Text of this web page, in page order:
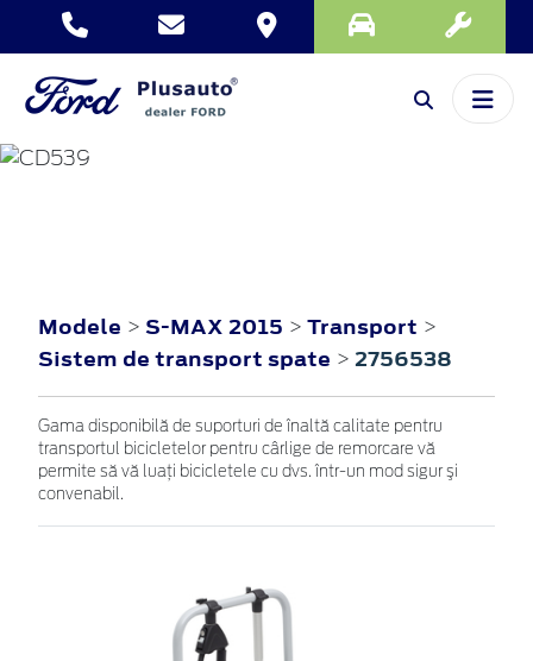
S-MAX
Modele > S-MAX 2015 > Transport >
Sistem de transport spate > 2756538
Gama disponibilă de suporturi de înaltă calitate pentru
transportul bicicletelor pentru cârlige de remorcare vă
permite să vă luaţi bicicletele cu dvs. într-un mod sigur şi
convenabil.